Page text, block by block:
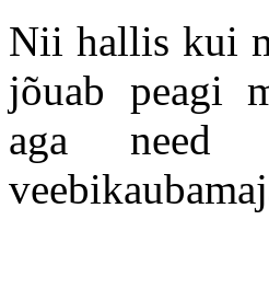
Nii hallis kui
jõuab peagi
aga need